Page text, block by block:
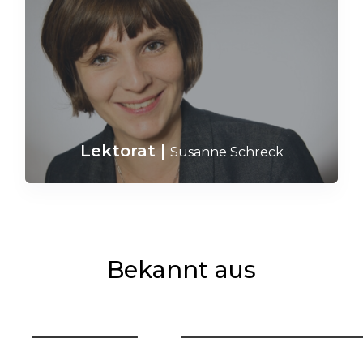
Lektorat| Susanne Schreck
Bekannt aus